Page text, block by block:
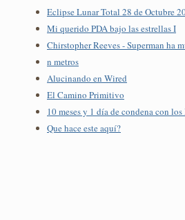
Eclipse Lunar Total 28 de Octubre
Mi querido PDA bajo las estrellas I
Chirstopher Reeves - Superman ha
n metros
Alucinando en Wired
El Camino Primitivo
10 meses y 1 día de condena con
Que hace este aquí?